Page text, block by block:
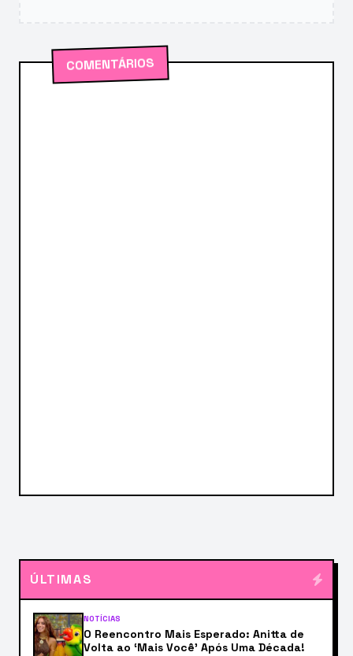
COMENTÁRIOS
ÚLTIMAS
NOTÍCIAS
O Reencontro Mais Esperado: Anitta de
Volta ao ‘Mais Você’ Após Uma Década!